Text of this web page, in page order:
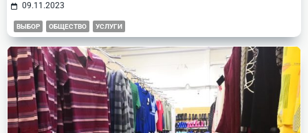
09.11.2023
ВЫБОР ОБЩЕСТВО УСЛУГИ